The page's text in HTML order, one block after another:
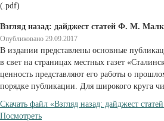
(.pdf)
Взгляд назад: дайджест статей Ф. М.
Опубликовано 29.09.2017
В издании представлены основные
в свет на страницах местных газет
ценность представляют его работы о
порядке публикации. Для широкого круга
Cкачать файл «Взгляд назад: дайджест
Посмотреть